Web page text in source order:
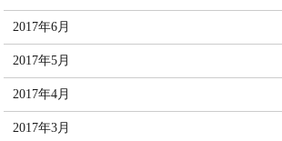
2017年6月
2017年5月
2017年4月
2017年3月